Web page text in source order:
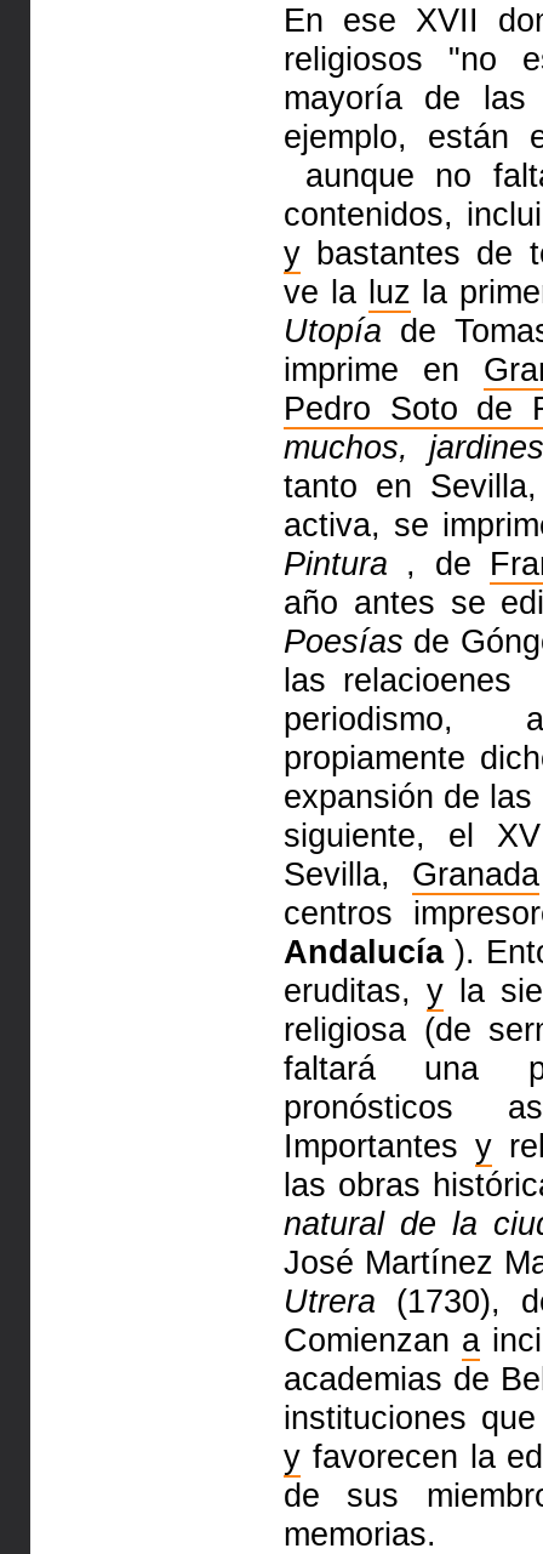
En ese XVII
religiosos "no
mayoría de las
ejemplo, están
aunque no
contenidos,
y bastantes de
ve la luz la
Utopía de
imprime en
Pedro Soto de
muchos,
tanto en
activa, se
Pintura , de
año antes se
Poesías de
las relacioenes
periodismo,
propiamente
expansión de
siguiente, el
Sevilla, Granada
centros
Andalucía).
eruditas, y la
religiosa (de
faltará una
pronósticos
Importantes y
las obras
natural de la
José Martínez
Utrera (1730),
Comienzan a
academias de
instituciones
y favorecen la
de sus
memorias.